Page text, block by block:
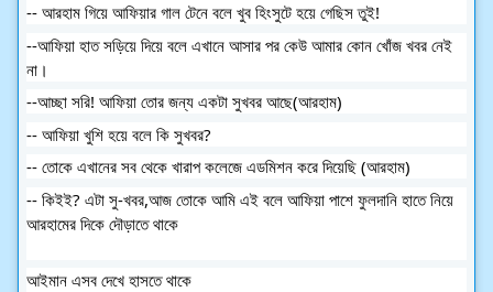
-- আরহাম গিয়ে আফিয়ার গাল টেনে বলে খুব হিংসুটে হয়ে গেছিস তুই!
--আফিয়া হাত সড়িয়ে দিয়ে বলে এখানে আসার পর কেউ আমার কোন খোঁজ খবর নেই
না।
--আচ্ছা সরি! আফিয়া তোর জন্য একটা সুখবর আছে(আরহাম)
-- আফিয়া খুশি হয়ে বলে কি সুখবর?
-- তোকে এখানের সব থেকে খারাপ কলেজে এডমিশন করে দিয়েছি (আরহাম)
-- কিইই? এটা সু-খবর,আজ তোকে আমি এই বলে আফিয়া পাশে ফুলদানি হাতে নিয়ে
আরহামের দিকে দৌড়াতে থাকে
আইমান এসব দেখে হাসতে থাকে